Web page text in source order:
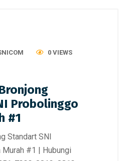
0 VIEWS
Probolinggo
#1
Standart SNI
#1 | Hubungi